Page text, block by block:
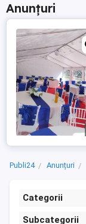
Anunțuri
Publi24 Anunțuri
Categorii
Subcategorii